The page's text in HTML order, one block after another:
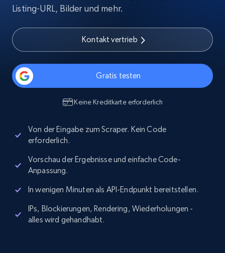
Listing-URL, Bilder und mehr.
Kontakt vertrieb
Gratis testen
Keine Kreditkarte erforderlich
Von der Eingabe zum Scraper. Kein Code
erforderlich.
Vorschau der Ergebnisse und einfache Code-
Anpassung.
In wenigen Minuten als API-Endpunkt bereitstellen.
IPs, Blockierungen, Rendering, Wiederholungen -
alles wird gehandhabt.